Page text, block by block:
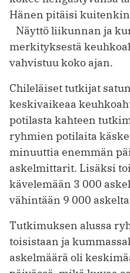
Hänen pitäisi
Näyttö liikunnan ja
merkityksestä
vahvistuu koko ajan.
Chileläiset tutkijat
keskivaikeaa
­potilasta kahteen
ryhmien potilaita
minuuttia enemmän
askelmittarit. Lisäksi
kävelemään 3 000
vähintään 9 000
Tutkimuksen alussa
toisistaan ja
askelmäärä oli